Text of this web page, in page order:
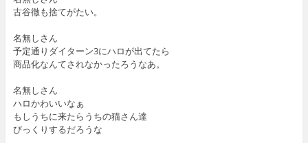
古谷徹も捨てがたい。
名無しさん
予定通りダイターン3にハロが出てたら
商品化なんてされなかったろうなあ。
名無しさん
ハロかわいいなぁ
もしうちに来たらうちの猫さん達
びっくりするだろうな